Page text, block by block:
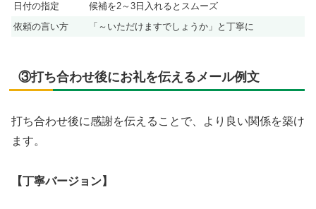
日付の指定
候補を2～3日入れるとスムーズ
依頼の言い方
「～いただけますでしょうか」と丁寧に
③打ち合わせ後にお礼を伝えるメール例文
打ち合わせ後に感謝を伝えることで、より良い関係を築け
ます。
【丁寧バージョン】